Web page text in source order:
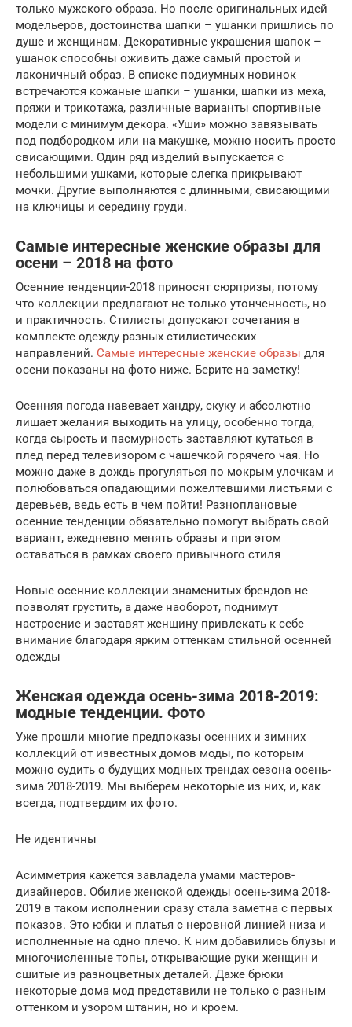
только мужского образа. Но после оригинальных идей
модельеров, достоинства шапки – ушанки пришлись по
душе и женщинам. Декоративные украшения шапок –
ушанок способны оживить даже самый простой и
лаконичный образ. В списке подиумных новинок
встречаются кожаные шапки – ушанки, шапки из меха,
пряжи и трикотажа, различные варианты спортивные
модели с минимум декора. «Уши» можно завязывать
под подбородком или на макушке, можно носить просто
свисающими. Один ряд изделий выпускается с
небольшими ушками, которые слегка прикрывают
мочки. Другие выполняются с длинными, свисающими
на ключицы и середину груди.
Самые интересные женские образы для
осени – 2018 на фото
Осенние тенденции-2018 приносят сюрпризы, потому
что коллекции предлагают не только утонченность, но
и практичность. Стилисты допускают сочетания в
комплекте одежду разных стилистических
направлений. Самые интересные женские образы для
осени показаны на фото ниже. Берите на заметку!
Осенняя погода навевает хандру, скуку и абсолютно
лишает желания выходить на улицу, особенно тогда,
когда сырость и пасмурность заставляют кутаться в
плед перед телевизором с чашечкой горячего чая. Но
можно даже в дождь прогуляться по мокрым улочкам и
полюбоваться опадающими пожелтевшими листьями с
деревьев, ведь есть в чем пойти! Разноплановые
осенние тенденции обязательно помогут выбрать свой
вариант, ежедневно менять образы и при этом
оставаться в рамках своего привычного стиля
Новые осенние коллекции знаменитых брендов не
позволят грустить, а даже наоборот, поднимут
настроение и заставят женщину привлекать к себе
внимание благодаря ярким оттенкам стильной осенней
одежды
Женская одежда осень-зима 2018-2019:
модные тенденции. Фото
Уже прошли многие предпоказы осенних и зимних
коллекций от известных домов моды, по которым
можно судить о будущих модных трендах сезона осень-
зима 2018-2019. Мы выберем некоторые из них, и, как
всегда, подтвердим их фото.
Не идентичны
Асимметрия кажется завладела умами мастеров-
дизайнеров. Обилие женской одежды осень-зима 2018-
2019 в таком исполнении сразу стала заметна с первых
показов. Это юбки и платья с неровной линией низа и
исполненные на одно плечо. К ним добавились блузы и
многочисленные топы, открывающие руки женщин и
сшитые из разноцветных деталей. Даже брюки
некоторые дома мод представили не только с разным
оттенком и узором штанин, но и кроем.